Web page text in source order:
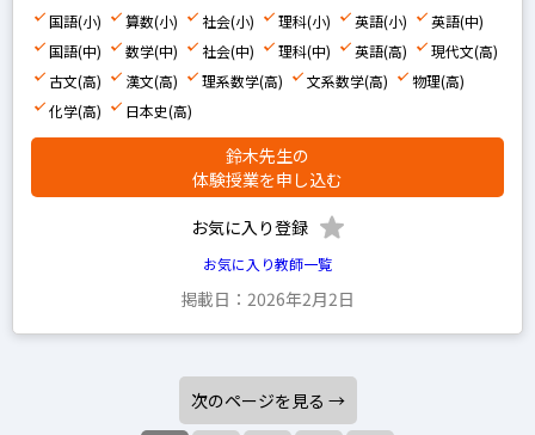
国語(小) 算数(小) 社会(小) 理科(小) 英語(小)
英語(中)
国語(中)
数学(中) 社会(中) 理科(中) 英語(高)
現代文(高)
古文(高)
漢文(高) 理系数学(高) 文系数学(高)
物理(高)
化学(高)
日本史(高)
鈴木先生の
体験授業を申し込む
お気に入り登録
お気に入り教師一覧
掲載日：2026年2月2日
次のページを見る →